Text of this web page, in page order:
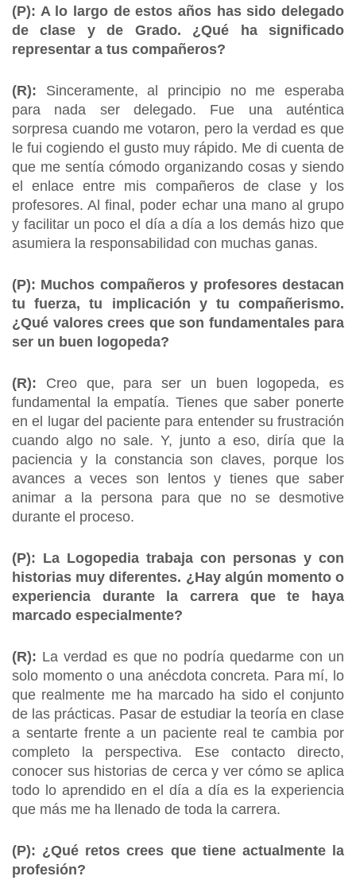
(P): A lo largo de estos años has sido delegado
de clase y de Grado. ¿Qué ha significado
representar a tus compañeros?
(R): Sinceramente, al principio no me esperaba
para nada ser delegado. Fue una auténtica
sorpresa cuando me votaron, pero la verdad es que
le fui cogiendo el gusto muy rápido. Me di cuenta de
que me sentía cómodo organizando cosas y siendo
el enlace entre mis compañeros de clase y los
profesores. Al final, poder echar una mano al grupo
y facilitar un poco el día a día a los demás hizo que
asumiera la responsabilidad con muchas ganas.
(P): Muchos compañeros y profesores destacan
tu fuerza, tu implicación y tu compañerismo.
¿Qué valores crees que son fundamentales para
ser un buen logopeda?
(R): Creo que, para ser un buen logopeda, es
fundamental la empatía. Tienes que saber ponerte
en el lugar del paciente para entender su frustración
cuando algo no sale. Y, junto a eso, diría que la
paciencia y la constancia son claves, porque los
avances a veces son lentos y tienes que saber
animar a la persona para que no se desmotive
durante el proceso.
(P): La Logopedia trabaja con personas y con
historias muy diferentes. ¿Hay algún momento o
experiencia durante la carrera que te haya
marcado especialmente?
(R): La verdad es que no podría quedarme con un
solo momento o una anécdota concreta. Para mí, lo
que realmente me ha marcado ha sido el conjunto
de las prácticas. Pasar de estudiar la teoría en clase
a sentarte frente a un paciente real te cambia por
completo la perspectiva. Ese contacto directo,
conocer sus historias de cerca y ver cómo se aplica
todo lo aprendido en el día a día es la experiencia
que más me ha llenado de toda la carrera.
(P): ¿Qué retos crees que tiene actualmente la
profesión?